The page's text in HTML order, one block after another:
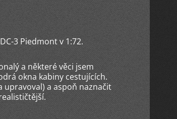
3 Piedmont v 1:72.
a některé věci jsem
okna kabiny cestujících.
upravoval) a aspoň naznačit